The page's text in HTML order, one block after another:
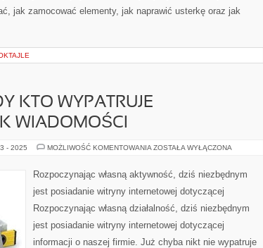
jak zamocować elementy, jak naprawić usterkę oraz jak
KTO WYPATRUJE
WIADOMOŚCI
- 2025 MOŻLIWOŚĆ KOMENTOWANIA OBECNIE,
WYPATRUJE
JAKICHKOLWIEK
ZOSTAŁA WYŁĄCZONA
Rozpoczynając własną aktywność, dziś niezbędnym
jest posiadanie witryny internetowej dotyczącej
Rozpoczynając własną działalność, dziś niezbędnym
jest posiadanie witryny internetowej dotyczącej
informacji o naszej firmie. Już chyba nikt nie wypatruje